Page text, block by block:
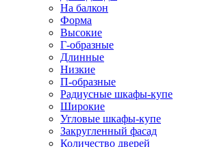
На балкон
Форма
Высокие
Г-образные
Длинные
Низкие
П-образные
Радиусные шкафы-купе
Широкие
Угловые шкафы-купе
Закругленный фасад
Количество дверей